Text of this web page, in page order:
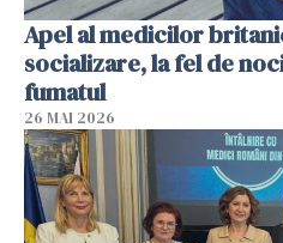
Apel al medicilor
socializare, la fel de
fumatul
26 MAI 2026